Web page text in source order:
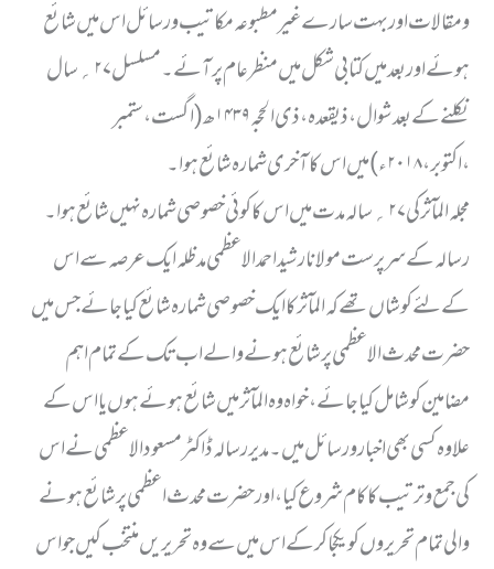
ومقالات اور بہت سارے غیر مطبوعہ مکاتیب ورسائل اس میں شائع
ہوئے اور بعد میں کتابی شکل میں منظر عام پر آئے۔مسلسل ۲۷؍ سال
نکلنے کے بعد شوال ، ذیقعدہ،ذی الحجہ۱۴۳۹ھ (اگست ، ستمبر
،اکتوبر، ۲۰۱۸ء) میں اس کا آخری شمارہ شائع ہوا۔
مجلہ المآثر کی ۲۷؍ سالہ مدت میں اس کا کوئی خصوصی شمارہ نہیں شائع ہوا۔
رسالہ کے سرپرست مولانا رشید احمدالاعظمی مدظلہ ایک عرصہ سے اس
کے لئے کوشاں تھے کہ المآثر کا ایک خصوصی شمارہ شائع کیا جائے جس میں
حضرت محدث الاعظمی پر شائع ہونے والے اب تک کے تمام اہم
مضامین کو شامل کیا جائے ، خواہ وہ المآثر میں شائع ہوئے ہوں یا اس کے
علاوہ کسی بھی اخبار ورسائل میں ۔ مدیر رسالہ ڈاکٹر مسعود الاعظمی نے اس
کی جمع وترتیب کا کام شروع کیا ، اورحضرت محدث اعظمی پر شائع ہونے
والی تمام تحریروں کو یکجا کرکے اس میں سے وہ تحریریں منتخب کیں جو اس